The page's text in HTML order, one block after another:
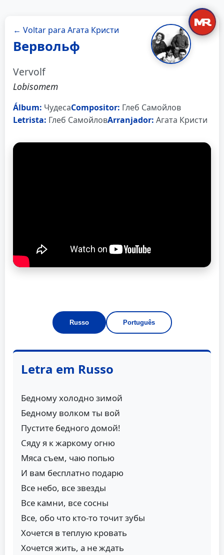
← Voltar para Агата Кристи
Вервольф
Vervolf
Lobisomem
Álbum: ЧудесаCompositor: Глеб Самойлов
Letrista: Глеб СамойловArranjador: Агата Кристи
Russo Português
Letra em Russo
Бедному холодно зимой
Бедному волком ты вой
Пустите бедного домой!
Сяду я к жаркому огню
Мяса съем, чаю попью
И вам бесплатно подарю
Все небо, все звезды
Все камни, все сосны
Все, обо что кто-то точит зубы
Хочется в теплую кровать
Хочется жить, а не ждать